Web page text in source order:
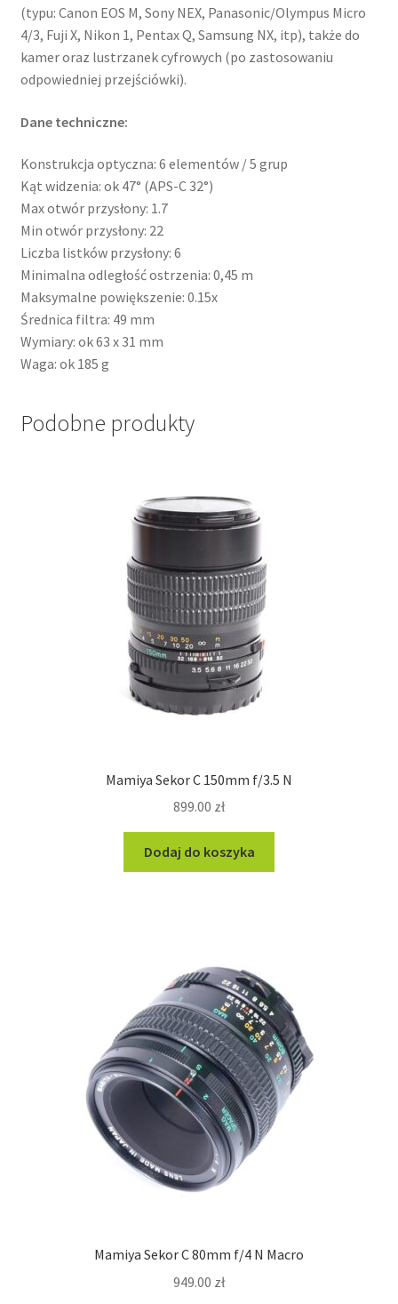
(typu: Canon EOS M, Sony NEX, Panasonic/Olympus Micro
4/3, Fuji X, Nikon 1, Pentax Q, Samsung NX, itp), także do
kamer oraz lustrzanek cyfrowych (po zastosowaniu
odpowiedniej przejściówki).
Dane techniczne:
Konstrukcja optyczna: 6 elementów / 5 grup
Kąt widzenia: ok 47° (APS-C 32°)
Max otwór przysłony: 1.7
Min otwór przysłony: 22
Liczba listków przysłony: 6
Minimalna odległość ostrzenia: 0,45 m
Maksymalne powiększenie: 0.15x
Średnica filtra: 49 mm
Wymiary: ok 63 x 31 mm
Waga: ok 185 g
Podobne produkty
Mamiya Sekor C 150mm f/3.5 N
899.00 zł
Dodaj do koszyka
Mamiya Sekor C 80mm f/4 N Macro
949.00 zł